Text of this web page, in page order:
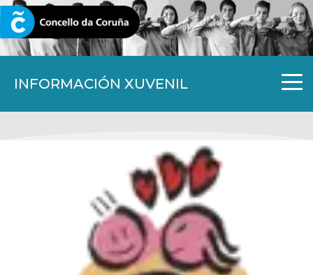
INFORMACIÓN XUVENIL
CORUNA.GAL